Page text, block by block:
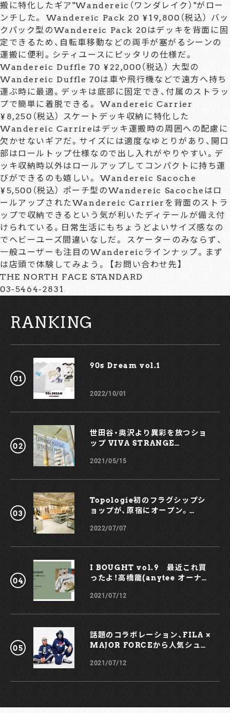
搬に特化したギア"Wandereic（ワンダレイク）"がロー
ンチした。 Wandereic Pack 20 ¥19,800（税込） バッ
クパック型のWandereic Pack 20はデッキを背面に固
定できるため、自転車移動などの両手が塞がるシーンの
運搬に便利。シティユースにピッタリの仕様だ。
Wandereic Duffle 70 ¥22,000（税込） 大型の
Wandereic Duffle 70は車や飛行機などで遠方へ持ち
運ぶ時に最適。デッキは底部に固定でき、付属のストラッ
プで簡単に着脱できる。 Wandereic Carrier
¥8,250（税込） スケートデッキ収納に特化した
Wandereic Carrireはデッキ運搬時の周囲への配慮に
欠かせないギアだ。サイズには適度なゆとりがあり、開口
部はロールトップ仕様なので出し入れがやりやすい。デ
ッキ収納時以外はロールアップしてコンパクトに持ち運
びができるのも嬉しい。 Wandereic Sacoche
¥5,500（税込） ポーチ型のWandereic Sacocheはロ
ールアップされたWandereic Carrierを背面のストラ
ップで収納できるという気が利いたディテールが備え付
けられている。日常生活にもちょうどよいサイズ感なの
でヘビーユーズ間違いなしだ。 スケーターのみならず、
一般ユーザーも注目のWandereicラインナップ。まず
は店頭で体験してみよう。 【お問い合わせ先】
THE NORTH FACE STANDARD
03-5464-2831
RANKING
90s Dream vol.1￼
2022/10/01
世田谷・奥沢より異彩を放つショ
ップ VIVA STRANGE
2021/05/15
Topologie初のフラグシップシ
ョップが、原宿にオープン。
も！
2022/07/07
I BOUGHT vol.9 最近これ買
ったよ！高橋龍(anytee オーナ
2021/07/12
話題のコラボレーション、FILA ×
MAJOR FORCEから人気シュー
2021/07/12